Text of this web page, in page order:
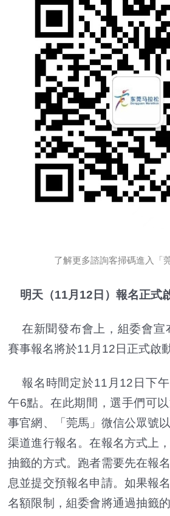
了解更多諮詢客掃碼進入「
明天（11月12日）報名正式
在新聞發布會上，組委會宣
賽事報名將於11月12日正式啟動
報名時間定於11月12日下
午6點。在此期間，選手們可
事官網、「莞馬」微信公眾號
渠道進行報名。在報名方式上
抽籤的方式。跑者需要先在報
息並提交預報名申請。如果報
名額限制，組委會將通過抽籤